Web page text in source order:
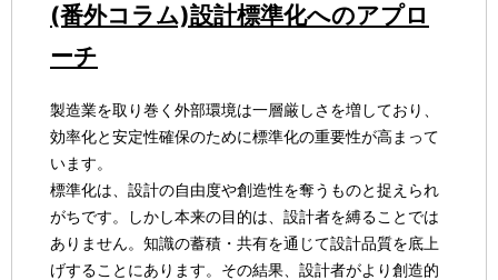
(番外コラム)設計標準化へのアプロ
ーチ
製造業を取り巻く外部環境は一層厳しさを増しており、
効率化と安定性確保のために標準化の重要性が高まって
います。
標準化は、設計の自由度や創造性を奪うものと捉えられ
がちです。しかし本来の目的は、設計者を縛ることでは
ありません。知識の蓄積・共有を通じて設計品質を底上
げすることにあります。その結果、設計者がより創造的